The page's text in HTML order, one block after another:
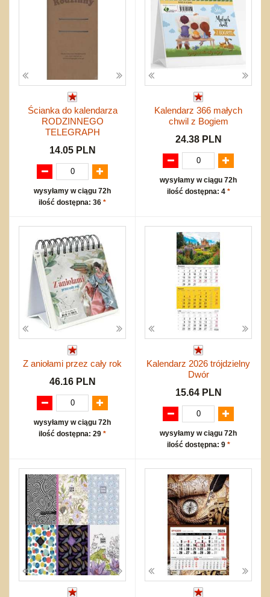
Ścianka do kalendarza
RODZINNEGO
TELEGRAPH
14.05 PLN
wysyłamy w ciągu 72h
ilość dostępna: 36 *
Kalendarz 366 małych
chwil z Bogiem
24.38 PLN
wysyłamy w ciągu 72h
ilość dostępna: 4 *
Z aniołami przez cały rok
46.16 PLN
wysyłamy w ciągu 72h
ilość dostępna: 29 *
Kalendarz 2026 trójdzielny
Dwór
15.64 PLN
wysyłamy w ciągu 72h
ilość dostępna: 9 *